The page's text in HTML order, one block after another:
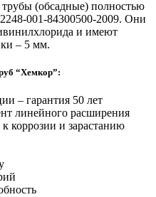
(обсадные) полностью
001-84300500-2009. Они
и имеют
– 5 мм.
“Хемкор”:
– гарантия 50 лет
линейного расширения
коррозии и зарастанию